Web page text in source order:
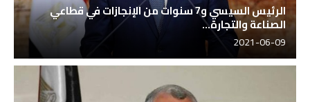
الرئيس السيسي و7 سنوات من الإنجازات في قطاعي
الصناعة والتجارة...
2021-06-09